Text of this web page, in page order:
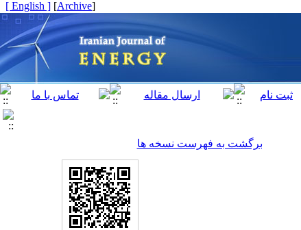
[
Archive
]
[ English ]
برگشت به فهرست نسخه ها